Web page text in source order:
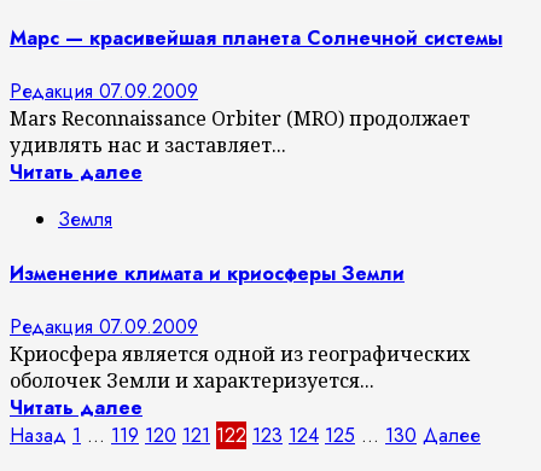
Марс — красивейшая планета Солнечной системы
Редакция 07.09.2009
Mars Reconnaissance Orbiter (MRO) продолжает
удивлять нас и заставляет...
Читать далее
Земля
Изменение климата и криосферы Земли
Редакция 07.09.2009
Криосфера является одной из географических
оболочек Земли и характеризуется...
Читать далее
Пагинация
Назад 1 … 119 120 121 122 123 124 125 … 130 Далее